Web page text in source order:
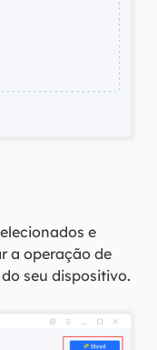
e
a operação de
seu dispositivo.